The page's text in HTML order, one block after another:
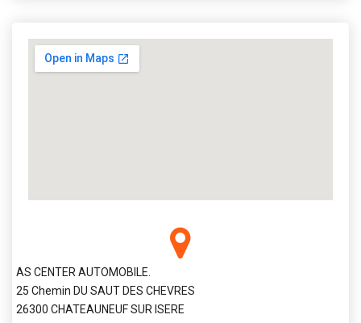
AS CENTER AUTOMOBILE.
25 Chemin DU SAUT DES CHEVRES
26300 CHATEAUNEUF SUR ISERE